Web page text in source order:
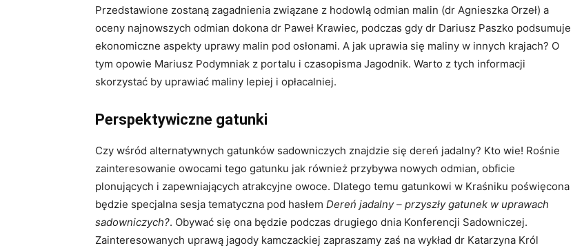
Przedstawione zostaną zagadnienia związane z hodowlą odmian malin (dr Agnieszka Orzeł) a
oceny najnowszych odmian dokona dr Paweł Krawiec, podczas gdy dr Dariusz Paszko podsumuje
ekonomiczne aspekty uprawy malin pod osłonami. A jak uprawia się maliny w innych krajach? O
tym opowie Mariusz Podymniak z portalu i czasopisma Jagodnik. Warto z tych informacji
skorzystać by uprawiać maliny lepiej i opłacalniej.
Perspektywiczne gatunki
Czy wśród alternatywnych gatunków sadowniczych znajdzie się dereń jadalny? Kto wie! Rośnie
zainteresowanie owocami tego gatunku jak również przybywa nowych odmian, obficie
plonujących i zapewniających atrakcyjne owoce. Dlatego temu gatunkowi w Kraśniku poświęcona
będzie specjalna sesja tematyczna pod hasłem Dereń jadalny – przyszły gatunek w uprawach
sadowniczych?. Obywać się ona będzie podczas drugiego dnia Konferencji Sadowniczej.
Zainteresowanych uprawą jagody kamczackiej zapraszamy zaś na wykład dr Katarzyna Król